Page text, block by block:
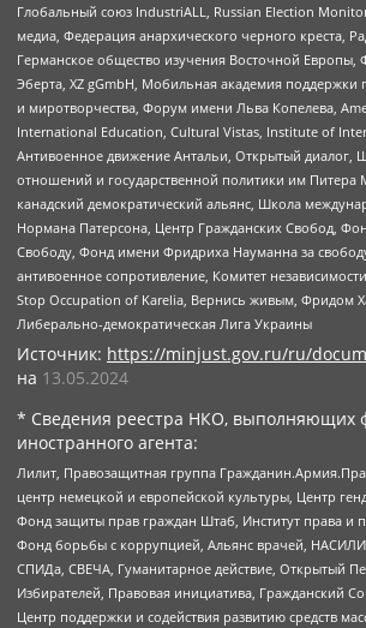
Глобальный союз IndustriALL, Russian Election
медиа, Федерация анархического черного креста,
Германское общество изучения Восточной
Эберта, XZ gGmbH, Мобильная академия поддержки
и миротворчества, Форум имени Льва Копелева,
International Education, Cultural Vistas, Institute of
Антивоенное движение Антальи, Открытый диалог,
отношений и государственной политики им Питера
канадский демократический альянс, Школа
Нормана Патерсона, Центр Гражданских Свобод,
Свободу, Фонд имени Фридриха Науманна за
антивоенное сопротивление, Комитет
Stop Occupation of Karelia, Вернись живым, Фридом
Либерально-демократическая Лига Украины
Источник: https://minjust.gov.ru/ru/
на 13.05.2024
* Сведения реестра НКО, выполняющих
иностранного агента:
Лилит, Правозащитная группа
центр немецкой и европейской культуры, Центр
Фонд защиты прав граждан Штаб, Институт права и
Фонд борьбы с коррупцией, Альянс врачей,
СПИДа, СВЕЧА, Гуманитарное действие, Открытый
Избирателей, Правовая инициатива, Гражданский
Центр поддержки и содействия развитию средств